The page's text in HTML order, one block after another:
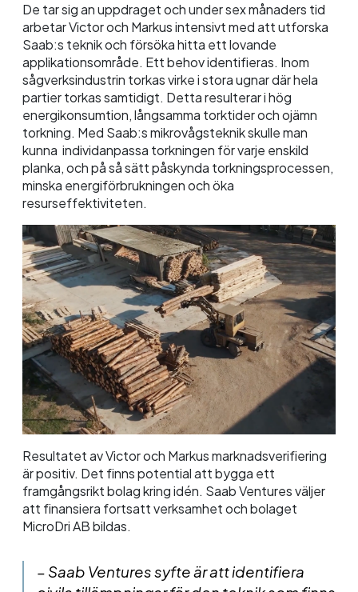
De tar sig an uppdraget och under sex månaders tid
arbetar Victor och Markus intensivt med att utforska
Saab:s teknik och försöka hitta ett lovande
applikationsområde. Ett behov identifieras. Inom
sågverksindustrin torkas virke i stora ugnar där hela
partier torkas samtidigt. Detta resulterar i hög
energikonsumtion, långsamma torktider och ojämn
torkning. Med Saab:s mikrovågsteknik skulle man
kunna individanpassa torkningen för varje enskild
planka, och på så sätt påskynda torkningsprocessen,
minska energiförbrukningen och öka
resurseffektiviteten.
Resultatet av Victor och Markus marknadsverifiering
är positiv. Det finns potential att bygga ett
framgångsrikt bolag kring idén. Saab Ventures väljer
att finansiera fortsatt verksamhet och bolaget
MicroDri AB bildas.
– Saab Ventures syfte är att identifiera